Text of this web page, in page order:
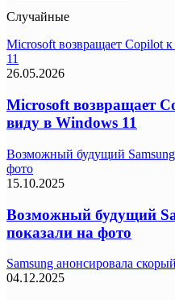
Случайные
Microsoft возвращает Copilot
11
26.05.2026
Microsoft возвращает
виду в Windows 11
Возможный будущий
фото
15.10.2025
Возможный будущий
показали на фото
Samsung анонсировала
04.12.2025